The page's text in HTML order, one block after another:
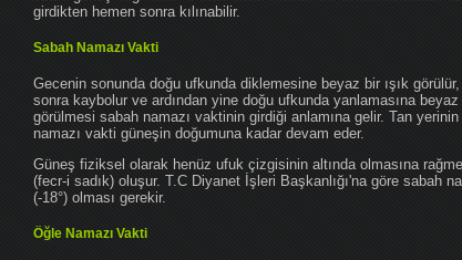
girdikten hemen sonra kılınabilir.
Sabah Namazı Vakti
Gecenin sonunda doğu ufkunda diklemesine beyaz bir ışık
sonra kaybolur ve ardından yine doğu ufkunda yanlamasına
görülmesi sabah namazı vaktinin girdiği anlamına gelir. Tan
namazı vakti güneşin doğumuna kadar devam eder.
Güneş fiziksel olarak henüz ufuk çizgisinin altında olmasına
(fecr-i sadık) oluşur. T.C Diyanet İşleri Başkanlığı'na göre sabah
(-18°) olması gerekir.
Öğle Namazı Vakti